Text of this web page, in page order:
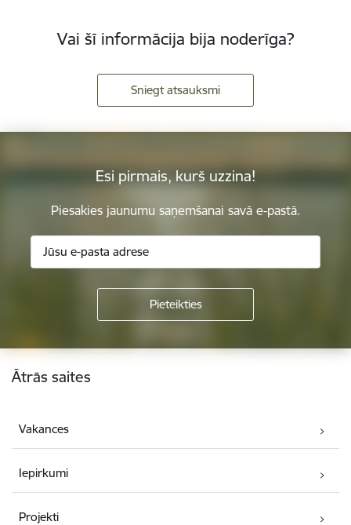
Vai šī informācija bija noderīga?
Sniegt atsauksmi
Esi pirmais, kurš uzzina!
Piesakies jaunumu saņemšanai savā e-pastā.
Kājene
Ātrās saites
Vakances
Iepirkumi
Projekti